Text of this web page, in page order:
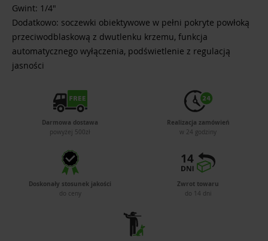
Gwint: 1/4"
Dodatkowo: soczewki obiektywowe w pełni pokryte powłoką
przeciwodblaskową z dwutlenku krzemu, funkcja
automatycznego wyłączenia, podświetlenie z regulacją
jasności
Darmowa dostawa
powyżej 500zł
Realizacja zamówień
w 24 godziny
Doskonały stosunek jakości
do ceny
Zwrot towaru
do 14 dni